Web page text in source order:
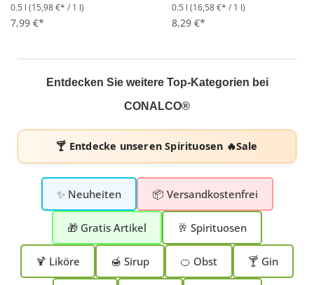
Durchschnittliche Bewertung von 4.7 von 5 Sternen
0.5 l (15,98 €* / 1 l)
7,99 €*
Durchschnittliche
0.5 l (16,58 €* / 1 l)
8,29 €*
Entdecken Sie weitere Top-Kategorien bei
CONALCO®
🍸 Entdecke unserenSpirituosen 🔥Sale
✨ Neuheiten 📦 Versandkostenfrei
🎁 Gratis Artikel 🥂 Spirituosen
🍹 Liköre 🍯 Sirup 🍊 Obst 🍸 Gin